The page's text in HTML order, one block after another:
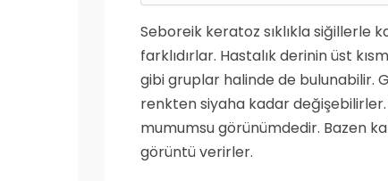
Seboreik keratoz sıklıkla siğillerle
farklıdırlar. Hastalık derinin üst
gibi gruplar halinde de bulunabilir.
renkten siyaha kadar
mumumsu görünümdedir. Bazen
görüntü verirler.